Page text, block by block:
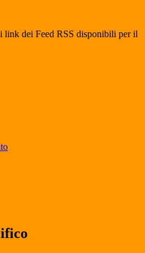
link dei Feed RSS disponibili per il